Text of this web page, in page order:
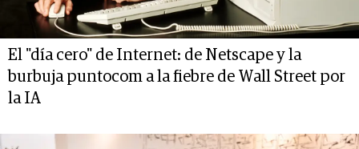
El "día cero" de Internet: de Netscape y la
burbuja puntocom a la fiebre de Wall Street por
la IA